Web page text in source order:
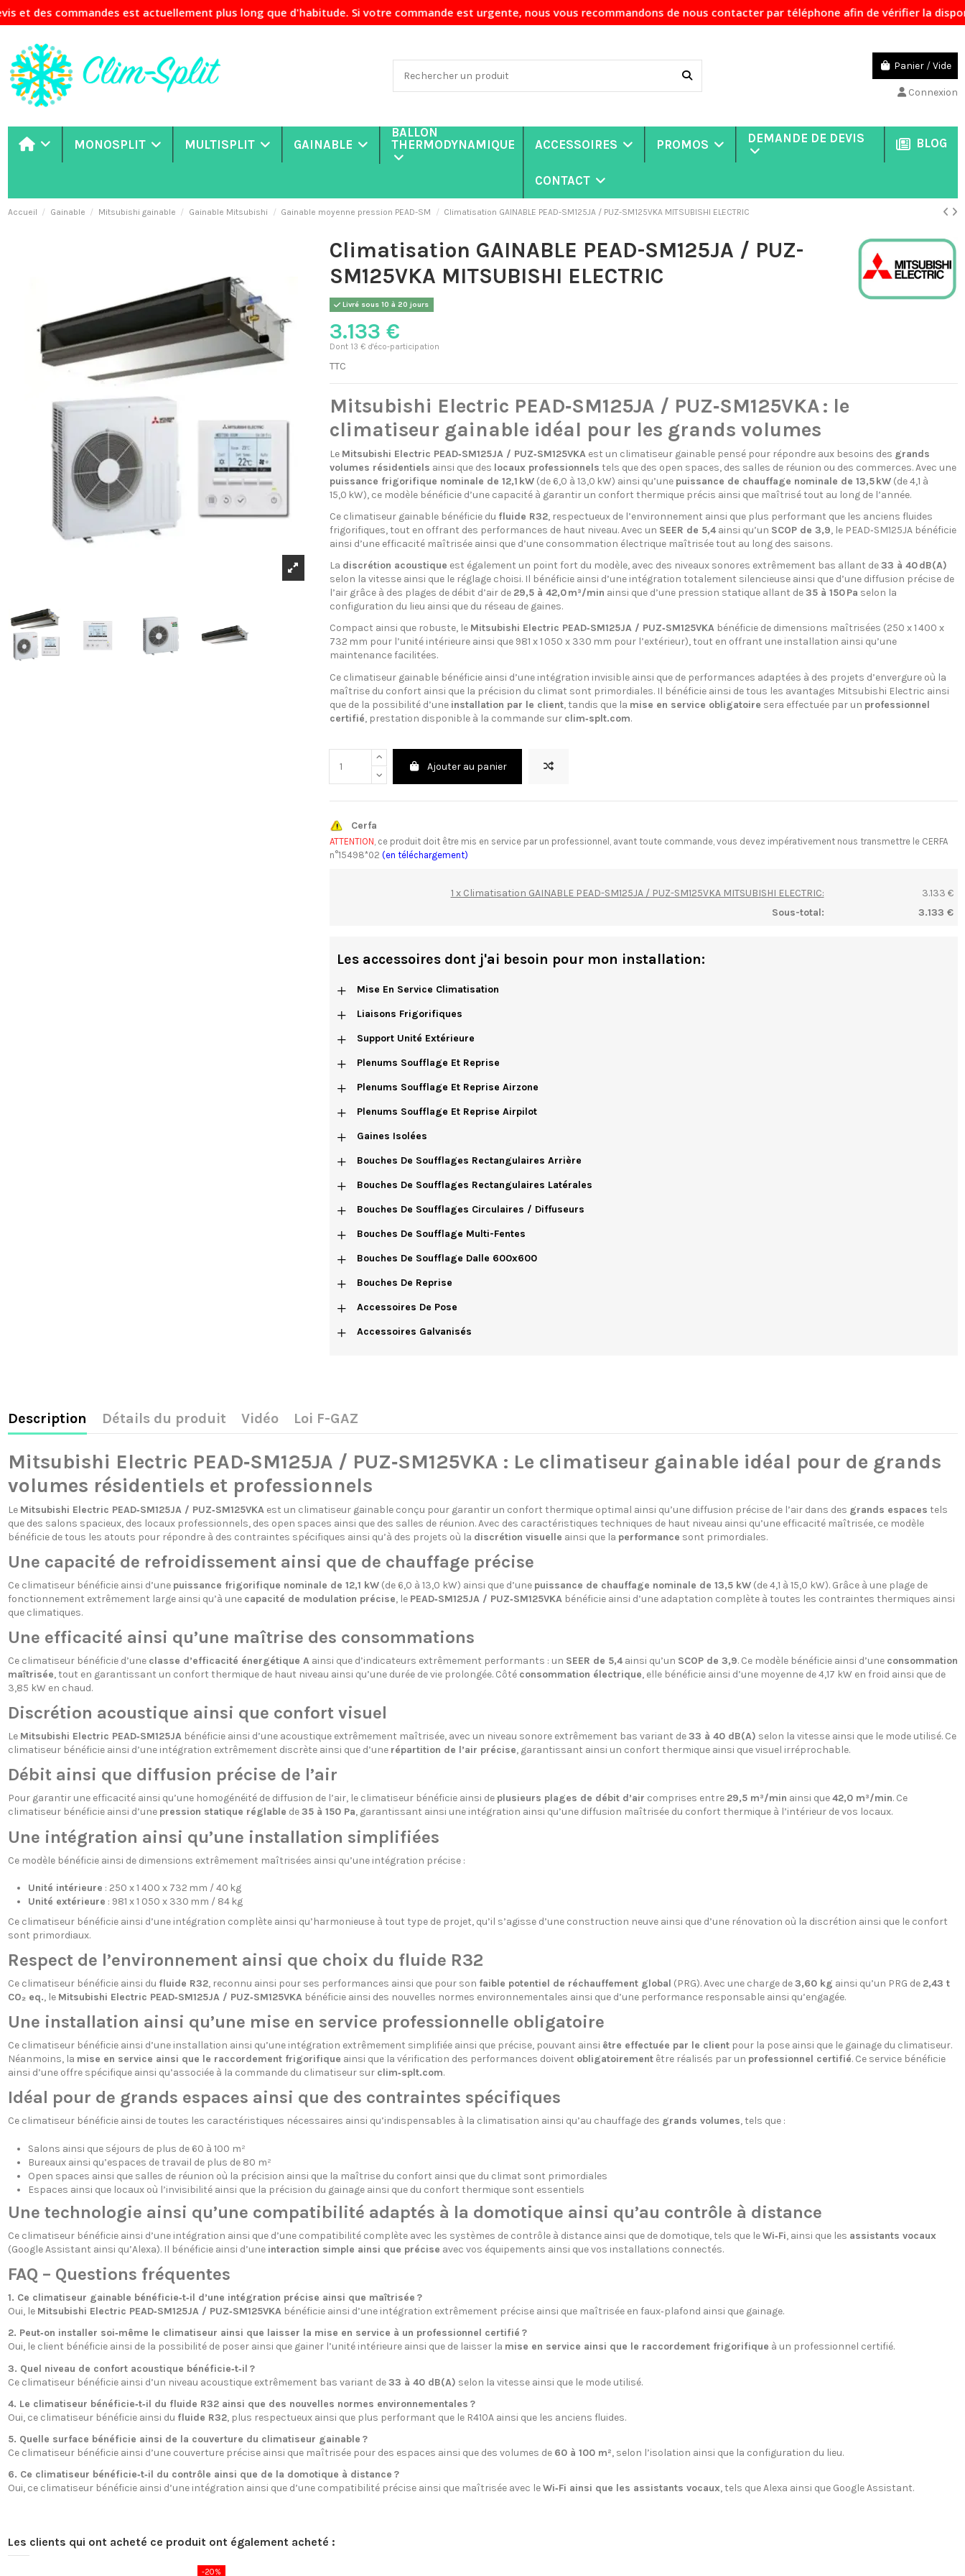
est actuellement plus long que d'habitude. Si votre commande est urgente, nous vous recommandons de nous contacter par téléphone afin de vérifier la disponibilité des
Panier /Vide
Connexion
MONOSPLIT MULTISPLIT GAINABLE
BALLON
THERMODYNAMIQUE
ACCESSOIRES PROMOS DEMANDE DE DEVIS BLOG
CONTACT
Accueil Gainable Mitsubishi gainable Gainable Mitsubishi Gainable moyenne pression PEAD-SM Climatisation GAINABLE PEAD-SM125JA / PUZ-SM125VKA MITSUBISHI ELECTRIC
Climatisation GAINABLE PEAD-SM125JA / PUZ-
SM125VKA MITSUBISHI ELECTRIC
Livré sous 10 à 20 jours
3.133 €
Dont 13 € d'éco-participation
TTC
Mitsubishi Electric PEAD‑SM125JA / PUZ‑SM125VKA : le
climatiseur gainable idéal pour les grands volumes
Le Mitsubishi Electric PEAD‑SM125JA / PUZ‑SM125VKAest un climatiseur gainable pensé pour répondre aux besoins des grands
volumes résidentiels ainsi que des locaux professionnels tels que des open spaces, des salles de réunion ou des commerces. Avec une
puissance frigorifique nominale de 12,1 kW(de 6,0 à 13,0 kW) ainsi qu’une puissance de chauffage nominale de 13,5 kW(de 4,1 à
15,0 kW), ce modèle bénéficie d’une capacité à garantir un confort thermique précis ainsi que maîtrisé tout au long de l’année.
Ce climatiseur gainable bénéficie du fluide R32, respectueux de l’environnement ainsi que plus performant que les anciens fluides
frigorifiques, tout en offrant des performances de haut niveau. Avec un SEER de 5,4ainsi qu’un SCOP de 3,9, le PEAD‑SM125JA bénéficie
ainsi d’une efficacité maîtrisée ainsi que d’une consommation électrique maîtrisée tout au long des saisons.
La discrétion acoustique est également un point fort du modèle, avec des niveaux sonores extrêmement bas allant de33 à 40 dB(A)
selon la vitesse ainsi que le réglage choisi. Il bénéficie ainsi d’une intégration totalement silencieuse ainsi que d’une diffusion précise de
l’air grâce à des plages de débit d’air de 29,5 à 42,0 m³/min ainsi que d’une pression statique allant de35 à 150 Pa selon la
configuration du lieu ainsi que du réseau de gaines.
Compact ainsi que robuste, le Mitsubishi Electric PEAD‑SM125JA / PUZ‑SM125VKAbénéficie de dimensions maîtrisées (250 x 1 400 x
732 mm pour l’unité intérieure ainsi que 981 x 1 050 x 330 mm pour l’extérieur), tout en offrant une installation ainsi qu’une
maintenance facilitées.
Ce climatiseur gainable bénéficie ainsi d’une intégration invisible ainsi que de performances adaptées à des projets d’envergure où la
maîtrise du confort ainsi que la précision du climat sont primordiales. Il bénéficie ainsi de tous les avantages Mitsubishi Electric ainsi
que de la possibilité d’une installation par le client, tandis que la mise en service obligatoire sera effectuée par un professionnel
certifié, prestation disponible à la commande sur clim‑splt.com.
Ajouter au panier
Cerfa
ATTENTION , ce produit doit être mis en service par un professionnel, avant toute commande, vous devez impérativement nous transmettre le CERFA
n°15498*02 (en téléchargement)
1 x Climatisation GAINABLE PEAD-SM125JA / PUZ-SM125VKA MITSUBISHI ELECTRIC:
3.133 €
Sous-total:
3.133 €
Les accessoires dont j'ai besoin pour mon installation:
+ Mise En Service Climatisation
+ Liaisons Frigorifiques
+ Support Unité Extérieure
+ Plenums Soufflage Et Reprise
+ Plenums Soufflage Et Reprise Airzone
+ Plenums Soufflage Et Reprise Airpilot
+ Gaines Isolées
+ Bouches De Soufflages Rectangulaires Arrière
+ Bouches De Soufflages Rectangulaires Latérales
+ Bouches De Soufflages Circulaires / Diffuseurs
+ Bouches De Soufflage Multi-Fentes
+ Bouches De Soufflage Dalle 600x600
+ Bouches De Reprise
+ Accessoires De Pose
+ Accessoires Galvanisés
Description Détails du produit Vidéo Loi F-GAZ
Mitsubishi Electric PEAD‑SM125JA / PUZ‑SM125VKA : Le climatiseur gainable idéal pour de grands
volumes résidentiels et professionnels
Le Mitsubishi Electric PEAD‑SM125JA / PUZ‑SM125VKAest un climatiseur gainable conçu pour garantir un confort thermique optimal ainsi qu’une diffusion précise de l’air dans des grands espaces tels
que des salons spacieux, des locaux professionnels, des open spaces ainsi que des salles de réunion. Avec des caractéristiques techniques de haut niveau ainsi qu’une efficacité maîtrisée, ce modèle
bénéficie de tous les atouts pour répondre à des contraintes spécifiques ainsi qu’à des projets où la discrétion visuelle ainsi que la performance sont primordiales.
Une capacité de refroidissement ainsi que de chauffage précise
Ce climatiseur bénéficie ainsi d’une puissance frigorifique nominale de 12,1 kW(de 6,0 à 13,0 kW) ainsi que d’une puissance de chauffage nominale de 13,5 kW(de 4,1 à 15,0 kW). Grâce à une plage de
fonctionnement extrêmement large ainsi qu’à une capacité de modulation précise, le PEAD‑SM125JA / PUZ‑SM125VKAbénéficie ainsi d’une adaptation complète à toutes les contraintes thermiques ainsi
que climatiques.
Une efficacité ainsi qu’une maîtrise des consommations
Ce climatiseur bénéficie d’une classe d’efficacité énergétique Aainsi que d’indicateurs extrêmement performants : un SEER de 5,4ainsi qu’un SCOP de 3,9. Ce modèle bénéficie ainsi d’une consommation
maîtrisée, tout en garantissant un confort thermique de haut niveau ainsi qu’une durée de vie prolongée. Côté consommation électrique, elle bénéficie ainsi d’une moyenne de 4,17 kW en froid ainsi que de
3,85 kW en chaud.
Discrétion acoustique ainsi que confort visuel
Le Mitsubishi Electric PEAD‑SM125JAbénéficie ainsi d’une acoustique extrêmement maîtrisée, avec un niveau sonore extrêmement bas variant de33 à 40 dB(A) selon la vitesse ainsi que le mode utilisé. Ce
climatiseur bénéficie ainsi d’une intégration extrêmement discrète ainsi que d’une répartition de l’air précise, garantissant ainsi un confort thermique ainsi que visuel irréprochable.
Débit ainsi que diffusion précise de l’air
Pour garantir une efficacité ainsi qu’une homogénéité de diffusion de l’air, le climatiseur bénéficie ainsi de plusieurs plages de débit d’air comprises entre 29,5 m³/min ainsi que42,0 m³/min. Ce
climatiseur bénéficie ainsi d’une pression statique réglable de35 à 150 Pa, garantissant ainsi une intégration ainsi qu’une diffusion maîtrisée du confort thermique à l’intérieur de vos locaux.
Une intégration ainsi qu’une installation simplifiées
Ce modèle bénéficie ainsi de dimensions extrêmement maîtrisées ainsi qu’une intégration précise :
Unité intérieure : 250 x 1 400 x 732 mm / 40 kg
Unité extérieure : 981 x 1 050 x 330 mm / 84 kg
Ce climatiseur bénéficie ainsi d’une intégration complète ainsi qu’harmonieuse à tout type de projet, qu’il s’agisse d’une construction neuve ainsi que d’une rénovation où la discrétion ainsi que le confort
sont primordiaux.
Respect de l’environnement ainsi que choix du fluide R32
Ce climatiseur bénéficie ainsi du fluide R32, reconnu ainsi pour ses performances ainsi que pour son faible potentiel de réchauffement global (PRG). Avec une charge de3,60 kg ainsi qu’un PRG de 2,43 t
CO₂ eq., le Mitsubishi Electric PEAD‑SM125JA / PUZ‑SM125VKAbénéficie ainsi des nouvelles normes environnementales ainsi que d’une performance responsable ainsi qu’engagée.
Une installation ainsi qu’une mise en service professionnelle obligatoire
Ce climatiseur bénéficie ainsi d’une installation ainsi qu’une intégration extrêmement simplifiée ainsi que précise, pouvant ainsi être effectuée par le clientpour la pose ainsi que le gainage du climatiseur.
Néanmoins, la mise en service ainsi que le raccordement frigorifique ainsi que la vérification des performances doivent obligatoirementêtre réalisés par un professionnel certifié. Ce service bénéficie
ainsi d’une offre spécifique ainsi qu’associée à la commande du climatiseur sur clim‑splt.com.
Idéal pour de grands espaces ainsi que des contraintes spécifiques
Ce climatiseur bénéficie ainsi de toutes les caractéristiques nécessaires ainsi qu’indispensables à la climatisation ainsi qu’au chauffage des grands volumes, tels que :
Salons ainsi que séjours de plus de 60 à 100 m²
Bureaux ainsi qu’espaces de travail de plus de 80 m²
Open spaces ainsi que salles de réunion où la précision ainsi que la maîtrise du confort ainsi que du climat sont primordiales
Espaces ainsi que locaux où l’invisibilité ainsi que la précision du gainage ainsi que du confort thermique sont essentiels
Une technologie ainsi qu’une compatibilité adaptés à la domotique ainsi qu’au contrôle à distance
Ce climatiseur bénéficie ainsi d’une intégration ainsi que d’une compatibilité complète avec les systèmes de contrôle à distance ainsi que de domotique, tels que leWi‑Fi, ainsi que les assistants vocaux
(Google Assistant ainsi qu’Alexa). Il bénéficie ainsi d’une interaction simple ainsi que précise avec vos équipements ainsi que vos installations connectés.
FAQ – Questions fréquentes
1. Ce climatiseur gainable bénéficie‑t‑il d’une intégration précise ainsi que maîtrisée ?
Oui, le Mitsubishi Electric PEAD‑SM125JA / PUZ‑SM125VKAbénéficie ainsi d’une intégration extrêmement précise ainsi que maîtrisée en faux‑plafond ainsi que gainage.
2. Peut‑on installer soi‑même le climatiseur ainsi que laisser la mise en service à un professionnel certifié ?
Oui, le client bénéficie ainsi de la possibilité de poser ainsi que gainer l’unité intérieure ainsi que de laisser la mise en service ainsi que le raccordement frigorifique à un professionnel certifié.
3. Quel niveau de confort acoustique bénéficie‑t‑il ?
Ce climatiseur bénéficie ainsi d’un niveau acoustique extrêmement bas variant de33 à 40 dB(A) selon la vitesse ainsi que le mode utilisé.
4. Le climatiseur bénéficie‑t‑il du fluide R32 ainsi que des nouvelles normes environnementales ?
Oui, ce climatiseur bénéficie ainsi du fluide R32, plus respectueux ainsi que plus performant que le R410A ainsi que les anciens fluides.
5. Quelle surface bénéficie ainsi de la couverture du climatiseur gainable ?
Ce climatiseur bénéficie ainsi d’une couverture précise ainsi que maîtrisée pour des espaces ainsi que des volumes de 60 à 100 m², selon l’isolation ainsi que la configuration du lieu.
6. Ce climatiseur bénéficie‑t‑il du contrôle ainsi que de la domotique à distance ?
Oui, ce climatiseur bénéficie ainsi d’une intégration ainsi que d’une compatibilité précise ainsi que maîtrisée avec leWi‑Fi ainsi que les assistants vocaux, tels que Alexa ainsi que Google Assistant.
Les clients qui ont acheté ce produit ont également acheté :
-20%